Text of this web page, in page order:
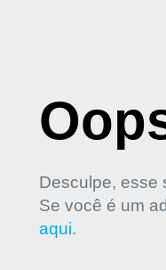
Desculpe, esse
Se você é um
aqui.